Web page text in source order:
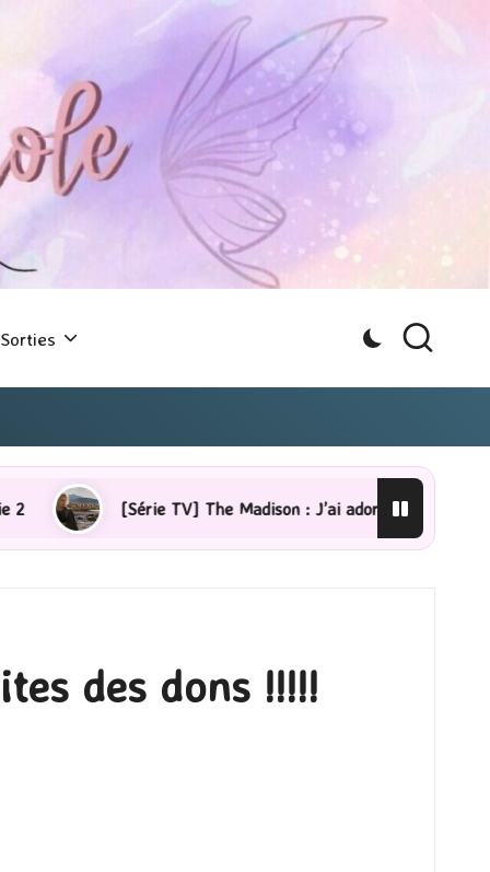
Sorties
TV] The Madison : J’ai adoré ! [Lecture] La
des dons !!!!!